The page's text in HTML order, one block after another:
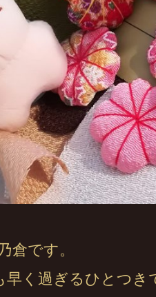
です。
く過ぎるひとつき